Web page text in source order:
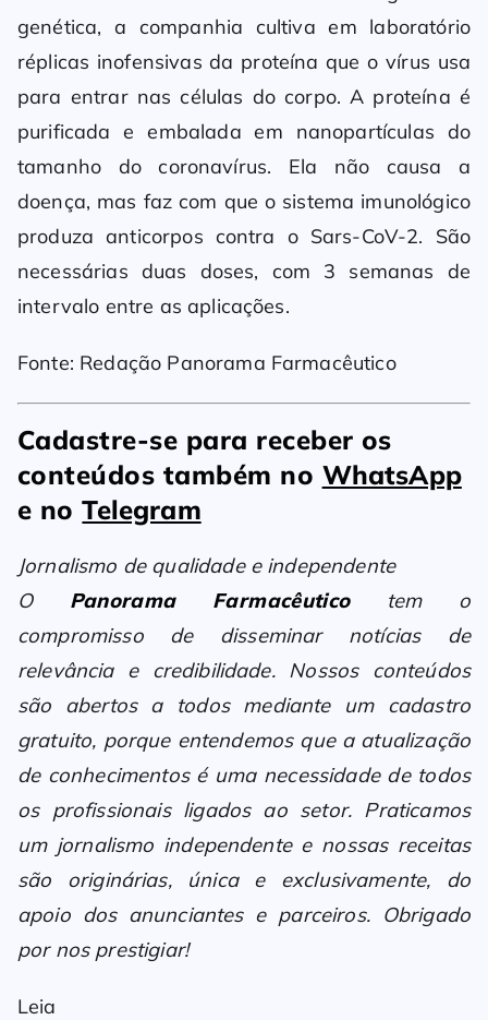
genética, a companhia cultiva em laboratório
réplicas inofensivas da proteína que o vírus usa
para entrar nas células do corpo. A proteína é
purificada e embalada em nanopartículas do
tamanho do coronavírus. Ela não causa a
doença, mas faz com que o sistema imunológico
produza anticorpos contra o Sars-CoV-2. São
necessárias duas doses, com 3 semanas de
intervalo entre as aplicações.
Fonte: Redação Panorama Farmacêutico
Cadastre-se para receber os
conteúdos também no WhatsApp
e noTelegram
Jornalismo de qualidade e independente
O Panorama Farmacêuticotem o
compromisso de disseminar notícias de
relevância e credibilidade. Nossos conteúdos
são abertos a todos mediante um cadastro
gratuito, porque entendemos que a atualização
de conhecimentos é uma necessidade de todos
os profissionais ligados ao setor. Praticamos
um jornalismo independente e nossas receitas
são originárias, única e exclusivamente, do
apoio dos anunciantes e parceiros. Obrigado
por nos prestigiar!
Leia